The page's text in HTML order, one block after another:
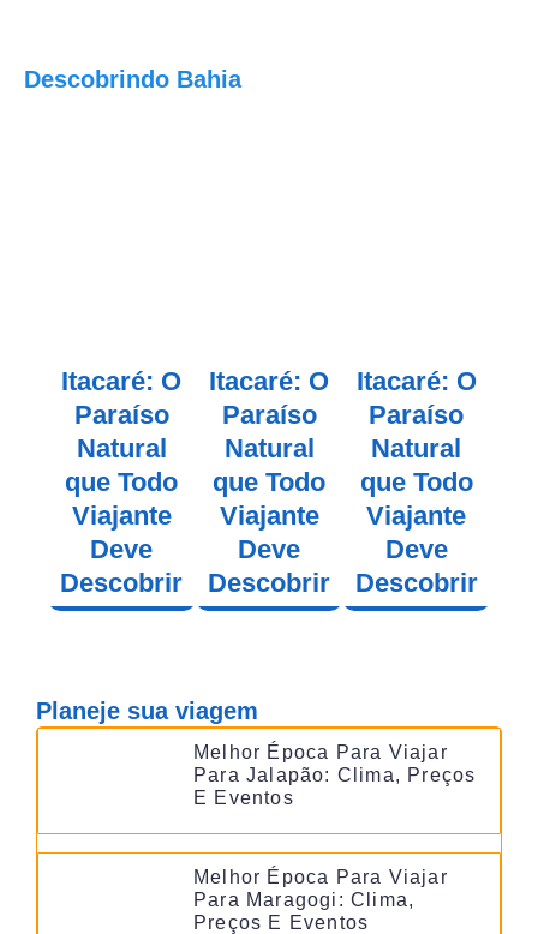
Descobrindo Bahia
Itacaré: O
Paraíso
Natural
que Todo
Viajante
Deve
Descobrir
Itacaré: O
Paraíso
Natural
que Todo
Viajante
Deve
Descobrir
Itacaré: O
Paraíso
Natural
que Todo
Viajante
Deve
Descobrir
Planeje sua viagem
Melhor Época Para Viajar
Para Jalapão: Clima, Preços
E Eventos
Melhor Época Para Viajar
Para Maragogi: Clima,
Preços E Eventos